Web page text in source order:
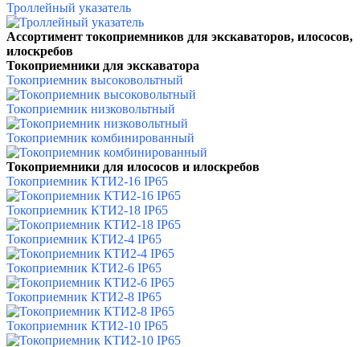
Троллейный указатель
Ассортимент токоприемников для экскаваторов, илососов,
илоскребов
Токоприемники для экскаватора
Токоприемник высоковольтный
Токоприемник низковольтный
Токоприемник комбинированный
Токоприемники для илососов и илоскребов
Токоприемник КТИ2-16 IP65
Токоприемник КТИ2-18 IP65
Токоприемник КТИ2-4 IP65
Токоприемник КТИ2-6 IP65
Токоприемник КТИ2-8 IP65
Токоприемник КТИ2-10 IP65